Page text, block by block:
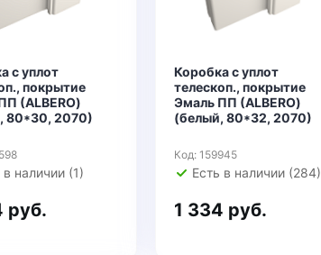
с уплот
покрытие
(ALBERO)
80*30, 2070)
в наличии (1)
руб.
Коробка с уплот
телескоп., покрытие
Эмаль ПП (ALBERO)
(белый, 80*32, 2070)
Код: 159945
Есть в наличии (284)
1 334 руб.